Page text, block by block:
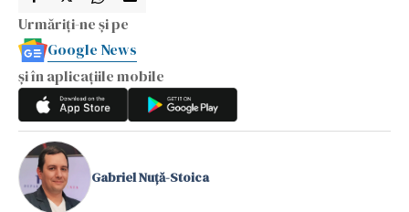
Urmăriți-ne și pe
Google News
și în aplicațiile mobile
Gabriel Nuță-Stoica